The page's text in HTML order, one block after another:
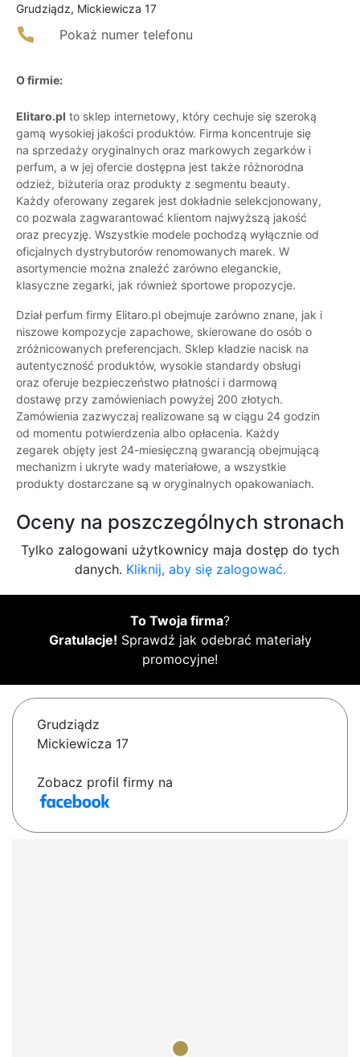
Grudziądz, Mickiewicza 17
Pokaż numer telefonu
O firmie:
Elitaro.pl to sklep internetowy, który cechuje się szeroką
gamą wysokiej jakości produktów. Firma koncentruje się
na sprzedaży oryginalnych oraz markowych zegarków i
perfum, a w jej ofercie dostępna jest także różnorodna
odzież, biżuteria oraz produkty z segmentu beauty.
Każdy oferowany zegarek jest dokładnie selekcjonowany,
co pozwala zagwarantować klientom najwyższą jakość
oraz precyzję. Wszystkie modele pochodzą wyłącznie od
oficjalnych dystrybutorów renomowanych marek. W
asortymencie można znaleźć zarówno eleganckie,
klasyczne zegarki, jak również sportowe propozycje.
Dział perfum firmy Elitaro.pl obejmuje zarówno znane, jak i
niszowe kompozycje zapachowe, skierowane do osób o
zróżnicowanych preferencjach. Sklep kładzie nacisk na
autentyczność produktów, wysokie standardy obsługi
oraz oferuje bezpieczeństwo płatności i darmową
dostawę przy zamówieniach powyżej 200 złotych.
Zamówienia zazwyczaj realizowane są w ciągu 24 godzin
od momentu potwierdzenia albo opłacenia. Każdy
zegarek objęty jest 24-miesięczną gwarancją obejmującą
mechanizm i ukryte wady materiałowe, a wszystkie
produkty dostarczane są w oryginalnych opakowaniach.
Oceny na poszczególnych stronach
Tylko zalogowani użytkownicy maja dostęp do tych
danych. Kliknij, aby się zalogować.
To Twoja firma?
Gratulacje! Sprawdź jak odebrać materiały
promocyjne!
Grudziądz
Mickiewicza 17
Zobacz profil firmy na